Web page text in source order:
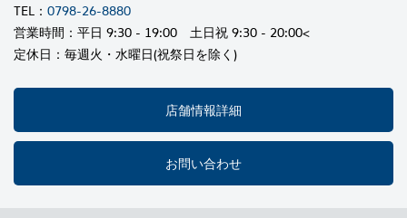
TEL： 0798-26-8880
営業時間：平日 9:30 - 19:00 土日祝 9:30 - 20:00<
定休日：毎週火・水曜日(祝祭日を除く)
店舗情報詳細
お問い合わせ